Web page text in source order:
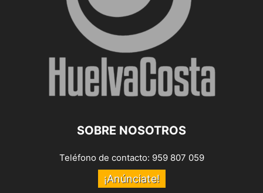
SOBRE NOSOTROS
Teléfono de contacto: 959 807 059
¡Anúnciate!